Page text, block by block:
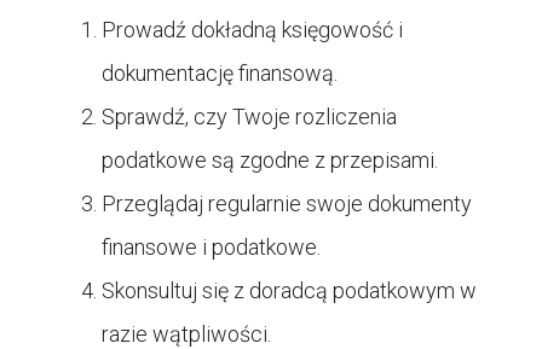
Prowadź dokładną księgowość i
dokumentację finansową.
Sprawdź, czy Twoje rozliczenia
podatkowe są zgodne z przepisami.
Przeglądaj regularnie swoje dokumenty
finansowe i podatkowe.
Skonsultuj się z doradcą podatkowym w
razie wątpliwości.